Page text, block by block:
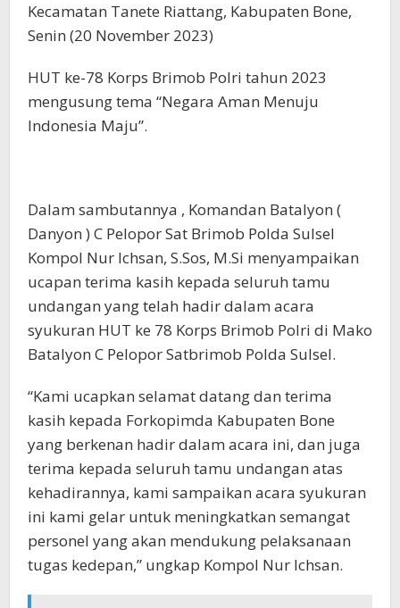
Kecamatan Tanete Riattang, Kabupaten Bone,
Senin (20 November 2023)
HUT ke-78 Korps Brimob Polri tahun 2023
mengusung tema “Negara Aman Menuju
Indonesia Maju”.
Dalam sambutannya , Komandan Batalyon (
Danyon ) C Pelopor Sat Brimob Polda Sulsel
Kompol Nur Ichsan, S.Sos, M.Si menyampaikan
ucapan terima kasih kepada seluruh tamu
undangan yang telah hadir dalam acara
syukuran HUT ke 78 Korps Brimob Polri di Mako
Batalyon C Pelopor Satbrimob Polda Sulsel.
“Kami ucapkan selamat datang dan terima
kasih kepada Forkopimda Kabupaten Bone
yang berkenan hadir dalam acara ini, dan juga
terima kepada seluruh tamu undangan atas
kehadirannya, kami sampaikan acara syukuran
ini kami gelar untuk meningkatkan semangat
personel yang akan mendukung pelaksanaan
tugas kedepan,” ungkap Kompol Nur Ichsan.